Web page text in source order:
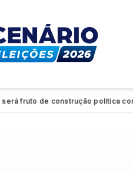
de construção política com